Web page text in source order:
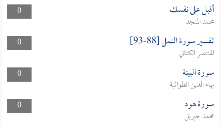
0 أقبل على نفسك
محمد المنجد
0
تفسير سورة النمل [88-93]
المنتصر الكتاني
0
سورة البينة
بهاء الدين الطوالبة
0
سورة هود
محمد جبريل